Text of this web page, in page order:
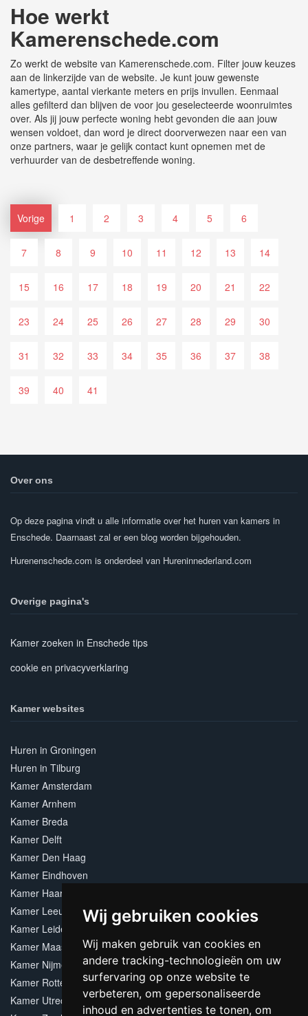
Wij gebruiken cookies
Wij maken gebruik van cookies en
andere tracking-technologieën om uw
surfervaring op onze website te
verbeteren, om gepersonaliseerde
inhoud en advertenties te tonen, om
Hoe werkt
Kamerenschede.com
Zo werkt de website van Kamerenschede.com. Filter jouw keuzes
aan de linkerzijde van de website. Je kunt jouw gewenste
kamertype, aantal vierkante meters en prijs invullen. Eenmaal
alles gefilterd dan blijven de voor jou geselecteerde woonruimtes
over. Als jij jouw perfecte woning hebt gevonden die aan jouw
wensen voldoet, dan word je direct doorverwezen naar een van
onze partners, waar je gelijk contact kunt opnemen met de
verhuurder van de desbetreffende woning.
Vorige 1 2 3 4 5 6
7 8 9 10 11 12 13 14
15 16 17 18 19 20 21 22
23 24 25 26 27 28 29 30
31 32 33 34 35 36 37 38
39 40 41
Over ons
Op deze pagina vindt u alle informatie over het huren van kamers in
Enschede. Daarnaast zal er een blog worden bijgehouden.
Hurenenschede.com is onderdeel van Hureninnederland.com
Overige pagina's
Kamer zoeken in Enschede tips
cookie en privacyverklaring
Kamer websites
Huren in Groningen
Huren in Tilburg
Kamer Amsterdam
Kamer Arnhem
Kamer Breda
Kamer Delft
Kamer Den Haag
Kamer Eindhoven
Kamer Haarlem
Kamer Leeuwarden
Kamer Leiden
Kamer Maastricht
Kamer Nijmegen
Kamer Rotterdam
Kamer Utrecht